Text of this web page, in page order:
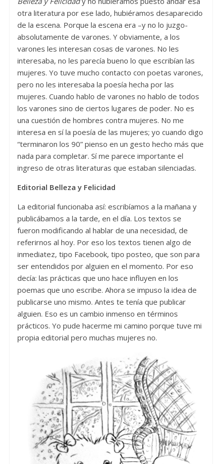
otra literatura por ese lado, hubiéramos desaparecido
de la escena. Porque la escena era –y no lo juzgo-
absolutamente de varones. Y obviamente, a los
varones les interesan cosas de varones. No les
interesaba, no les parecía bueno lo que escribían las
mujeres. Yo tuve mucho contacto con poetas varones,
pero no les interesaba la poesía hecha por las
mujeres. Cuando hablo de varones no hablo de todos
los varones sino de ciertos lugares de poder. No es
una cuestión de hombres contra mujeres. No me
interesa en sí la poesía de las mujeres; yo cuando digo
“terminaron los 90” pienso en un gesto hecho más que
nada para completar. Sí me parece importante el
ingreso de otras literaturas que estaban silenciadas.
Editorial Belleza y Felicidad
La editorial funcionaba así: escribíamos a la mañana y
publicábamos a la tarde, en el día. Los textos se
fueron modificando al hablar de una necesidad, de
referirnos al hoy. Por eso los textos tienen algo de
inmediatez, tipo Facebook, tipo posteo, que son para
ser entendidos por alguien en el momento. Por eso
decía: las prácticas que uno hace influyen en los
poemas que uno escribe. Ahora se impuso la idea de
publicarse uno mismo. Antes te tenía que publicar
alguien. Eso es un cambio inmenso en términos
prácticos. Yo pude hacerme mi camino porque tuve mi
propia editorial pero muchas mujeres no.